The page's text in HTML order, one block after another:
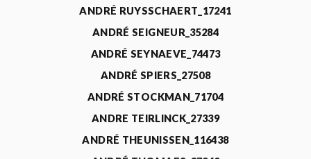
ANDRÉ RUYSSCHAERT_17241
ANDRÉ SEIGNEUR_35284
ANDRÉ SEYNAEVE_74473
ANDRÉ SPIERS_27508
ANDRÉ STOCKMAN_71704
ANDRE TEIRLINCK_27339
ANDRÉ THEUNISSEN_116438